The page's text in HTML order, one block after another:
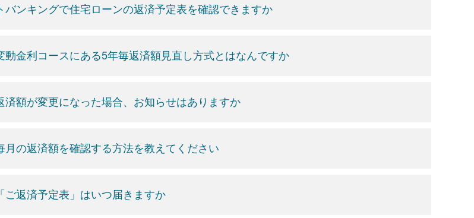
バンキングで住宅ローンの返済予定表を確認できますか
動金利コースにある5年毎返済額見直し方式とはなんですか
済額が変更になった場合、お知らせはありますか
月の返済額を確認する方法を教えてください
ご返済予定表」はいつ届きますか